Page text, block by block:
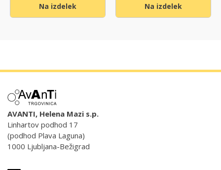
Na izdelek Na izdelek
AVANTI, Helena Mazi s.p.
Linhartov podhod 17
(podhod Plava Laguna)
1000 Ljubljana-Bežigrad